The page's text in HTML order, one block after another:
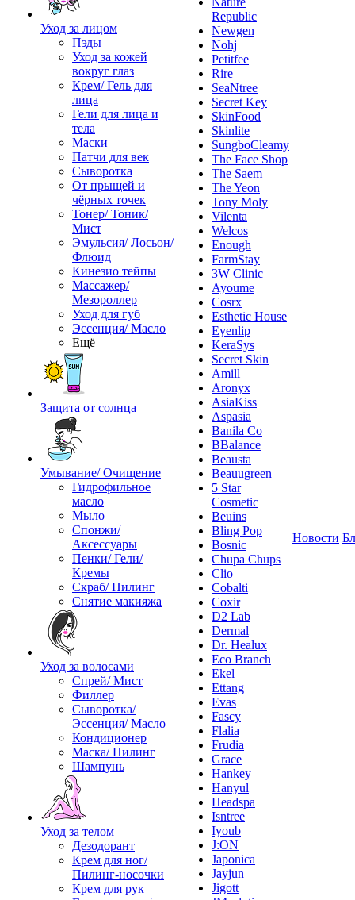
Уход за лицом
Пэды
Уход за кожей
вокруг глаз
Крем/ Гель для
лица
Гели для лица и
тела
Маски
Патчи для век
Сыворотка
От прыщей и
чёрных точек
Тонер/ Тоник/
Мист
Эмульсия/ Лосьон/
Флюид
Кинезио тейпы
Массажер/
Мезороллер
Уход для губ
Эссенция/ Масло
Ещё
Защита от солнца
Умывание/ Очищение
Гидрофильное
масло
Мыло
Спонжи/
Аксессуары
Пенки/ Гели/
Кремы
Скраб/ Пилинг
Снятие макияжа
Уход за волосами
Спрей/ Мист
Филлер
Сыворотка/
Эссенция/ Масло
Кондиционер
Маска/ Пилинг
Шампунь
Уход за телом
Дезодорант
Крем для ног/
Пилинг-носочки
Крем для рук
Republic
Newgen
Nohj
Petitfee
Rire
SeaNtree
Secret Key
SkinFood
Skinlite
SungboCleamy
The Face Shop
The Saem
The Yeon
Tony Moly
Vilenta
Welcos
Enough
FarmStay
3W Clinic
Ayoume
Cosrx
Esthetic House
Eyenlip
KeraSys
Secret Skin
Amill
Aronyx
AsiaKiss
Aspasia
Banila Co
BBalance
Beausta
Beauugreen
5 Star
Cosmetic
Beuins
Bling Pop
Bosnic
Chupa Chups
Clio
Cobalti
Coxir
D2 Lab
Dermal
Dr. Healux
Eco Branch
Ekel
Ettang
Evas
Fascy
Flalia
Frudia
Grace
Hankey
Hanyul
Headspa
Isntree
Iyoub
J:ON
Japonica
Jayjun
Jigott
Новости